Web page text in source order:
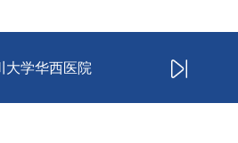
大学华西医院 中华人民共和